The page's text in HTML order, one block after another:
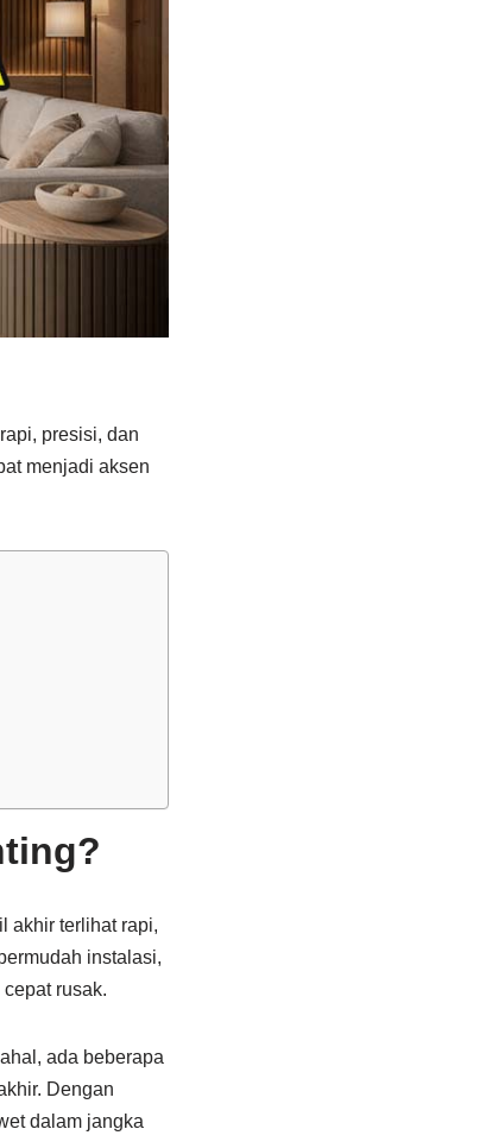
presisi, dan
menjadi aksen
akhir terlihat rapi,
instalasi,
rusak.
ada beberapa
Dengan
dalam jangka